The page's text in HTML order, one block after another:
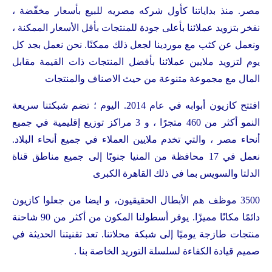
مصر. منذ بداياتنا كأول شركه مصريه للبيع بأسعار مخفّضة ،
نفخر بتزويد عملائنا بأعلى جودة للمنتجات بأقل الأسعار الممكنة ،
ونعمل عن كثب مع موردينا لجعل ذلك ممكنًا. نحن نعمل بجد كل
يوم لتزويد ملايين عملائنا بأفضل المنتجات ذات القيمة مقابل
المال مع مجموعة متنوعة من حيث الاصناف والمنتجات
افتتح كازيون أبوابه في عام 2014. اليوم ؛ تضم شبكتنا سريعة
النمو أكثر من 460 متجرًا ، و 3 مراكز توزيع إقليمية في جميع
أنحاء مصر ، والتي تخدم ملايين العملاء في جميع أنحاء البلاد.
نعمل في 17 محافظة من المنيا جنوبًا إلى جميع مناطق قناة
الدلتا والسويس بما في ذلك القاهرة الكبرى
3500 موظف هم الأبطال الحقيقيون، و ايضا من جعلوا كازيون
دائمًا مكانًا مميزًا. يوفر أسطولنا المكون من أكثر من 90 شاحنة
منتجات طازجة يوميًا إلى شبكة محلاتنا. تعد تقنيتنا الحديثة في
صميم قيادة الكفاءة لسلسلة التوريد الخاصة بنا .